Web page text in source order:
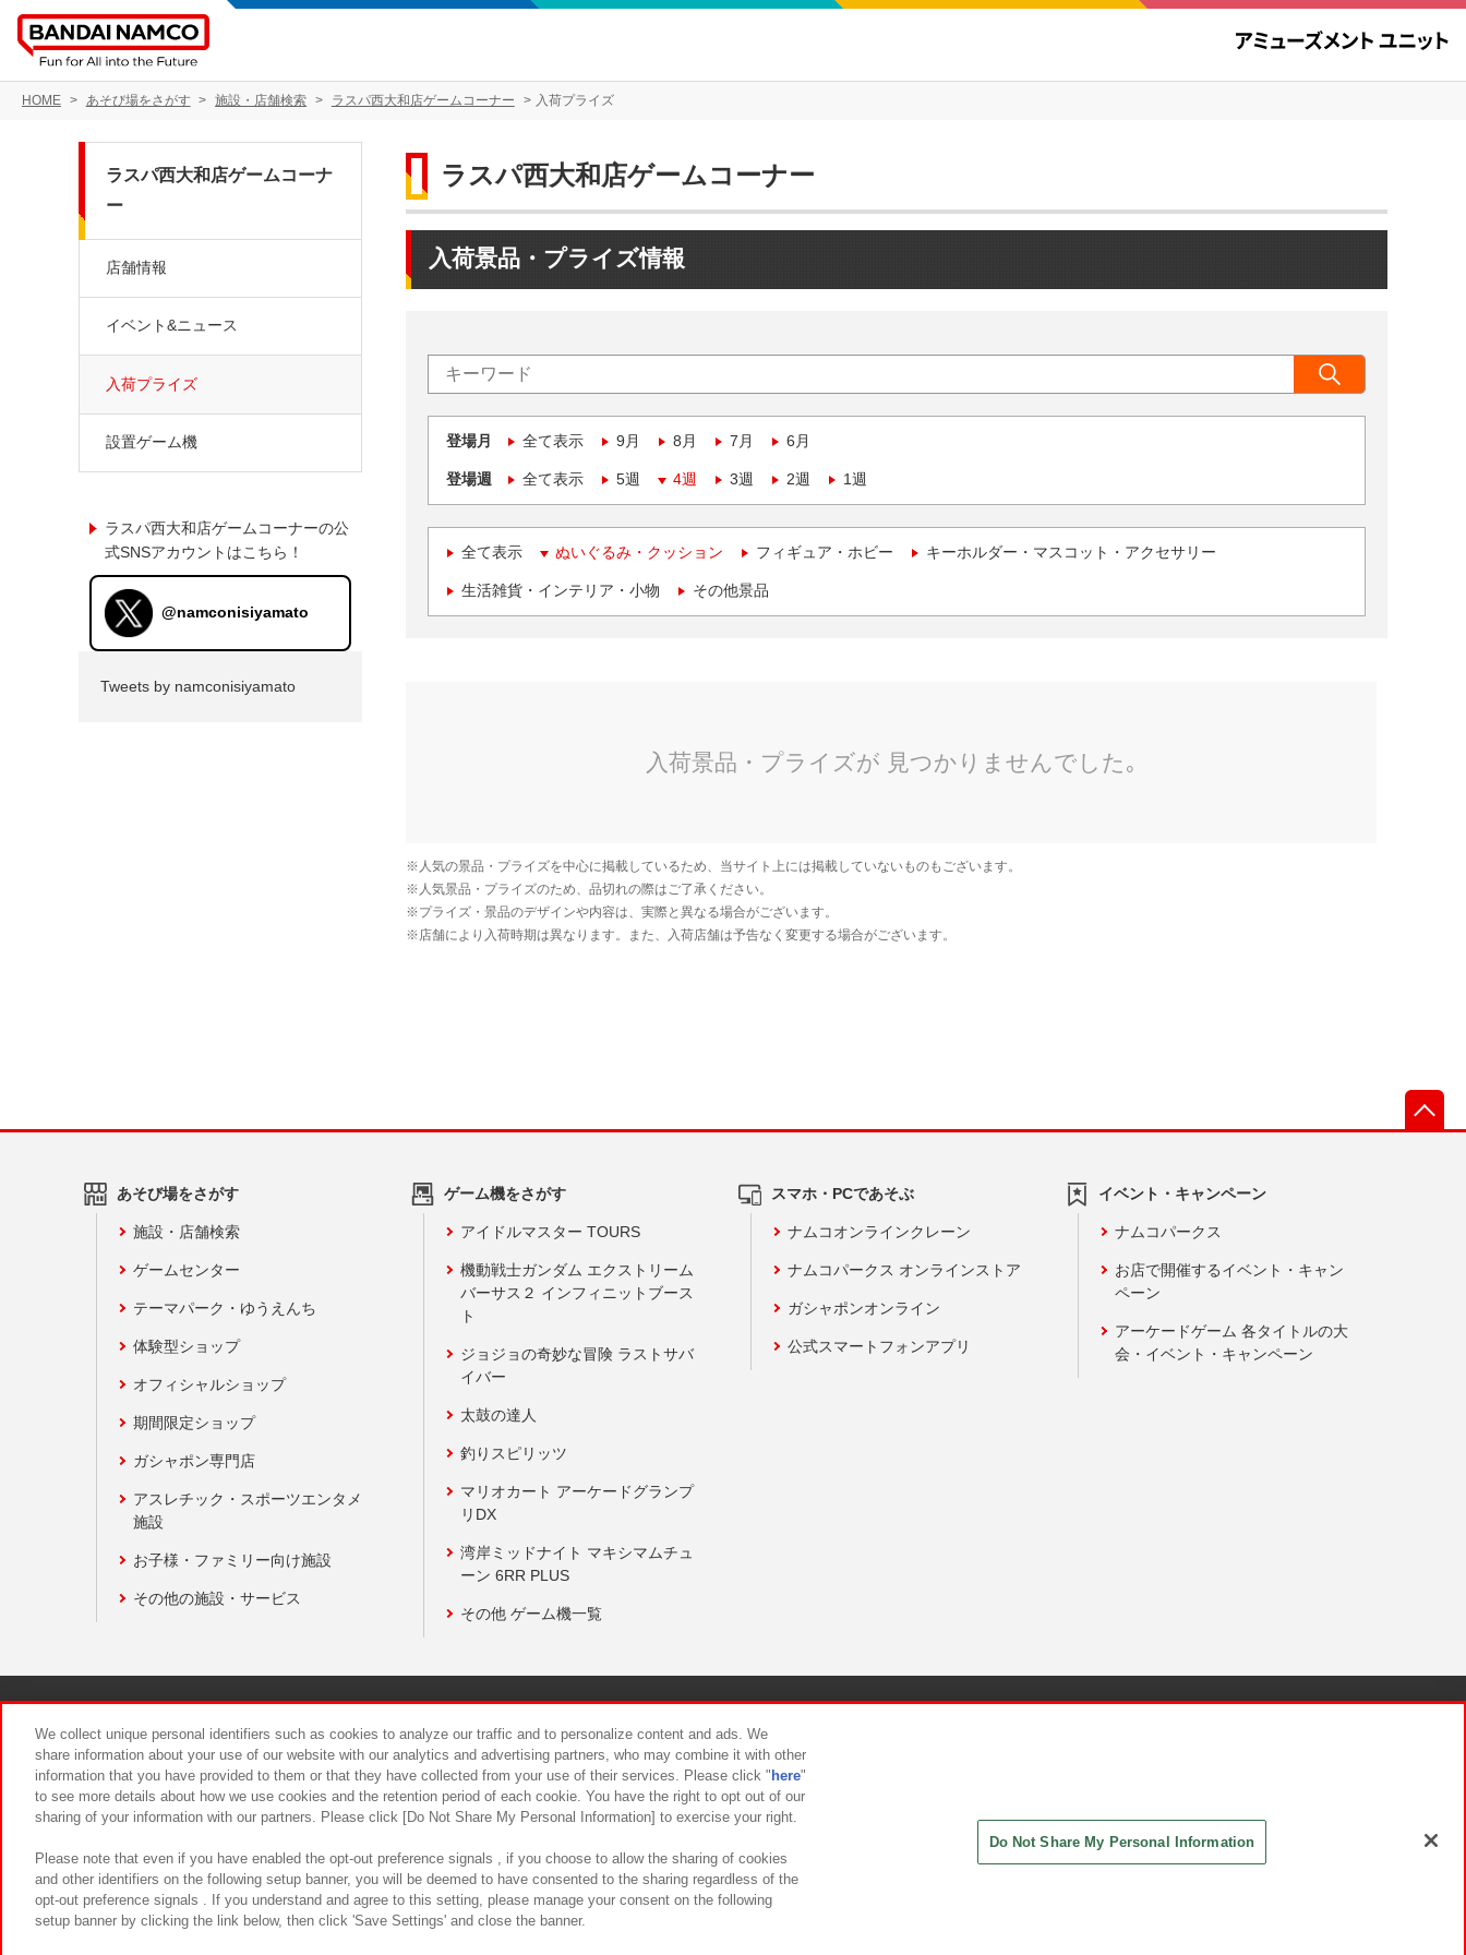
HOME あそび場をさがす 施設・店舗検索 ラスパ西大和店ゲームコーナー 入荷プライズ
ラスパ西大和店ゲームコーナー
入荷景品・プライズ情報
登場月 全て表示 9月 8月 7月 6月
登場週 全て表示 5週 4週 3週 2週 1週
全て表示 ぬいぐるみ・クッション フィギュア・ホビー キーホルダー・マスコット・アクセサリー
生活雑貨・インテリア・小物 その他景品
ラスパ西大和店ゲームコーナ
ー
店舗情報
イベント&ニュース
入荷プライズ
設置ゲーム機
ラスパ西大和店ゲームコーナーの公
式SNSアカウントはこちら！
@namconisiyamato
Tweets by namconisiyamato
あそび場をさがす
施設・店舗検索
ゲームセンター
テーマパーク・ゆうえんち
体験型ショップ
オフィシャルショップ
期間限定ショップ
ガシャポン専門店
アスレチック・スポーツエンタメ
施設
お子様・ファミリー向け施設
その他の施設・サービス
ゲーム機をさがす
アイドルマスター TOURS
機動戦士ガンダム エクストリーム
バーサス２ インフィニットブース
ト
ジョジョの奇妙な冒険 ラストサバ
イバー
太鼓の達人
釣りスピリッツ
マリオカート アーケードグランプ
リDX
湾岸ミッドナイト マキシマムチュ
ーン 6RR PLUS
その他 ゲーム機一覧
スマホ・PCであそぶ
ナムコオンラインクレーン
ナムコパークス オンラインストア
ガシャポンオンライン
公式スマートフォンアプリ
イベント・キャンペーン
ナムコパークス
お店で開催するイベント・キャン
ペーン
アーケードゲーム 各タイトルの大
会・イベント・キャンペーン
食品のご提供について カスタマーハラスメント対応方針
We collect unique personal identifiers such as cookies to analyze our traffic and to personalize content and ads. We
share information about your use of our website with our analytics and advertising partners, who may combine it with other
information that you have provided to them or that they have collected from your use of their services. Please click " here"
to see more details about how we use cookies and the retention period of each cookie. You have the right to opt out of our
sharing of your information with our partners. Please click [Do Not Share My Personal Information] to exercise your right.
Please note that even if you have enabled the opt-out preference signals , if you choose to allow the sharing of cookies
and other identifiers on the following setup banner, you will be deemed to have consented to the sharing regardless of the
opt-out preference signals . If you understand and agree to this setting, please manage your consent on the following
setup banner by clicking the link below, then click 'Save Settings' and close the banner.
Do Not Share My Personal Information